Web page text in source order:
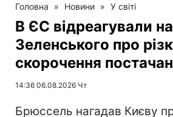
Головна » Новини » У світі
В ЄС відреагували
Зеленського про
скорочення
14:36 06.08.2026 Чт
Брюссель нагадав Києву